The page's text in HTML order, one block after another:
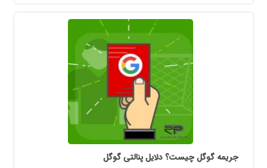
جریمه گوگل چیست؟ دلایل پنالتی گوگل